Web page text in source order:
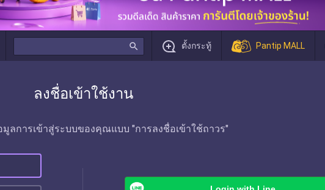
search ตั้งกระทู้ Pantip MALL
ลงชื่อเข้าใช้งาน
มูลการเข้าสู่ระบบของคุณแบบ "การลงชื่อเข้าใช้ถาวร"